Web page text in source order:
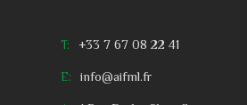
T: +33 7 67 08 22 41
E: info@aifml.fr